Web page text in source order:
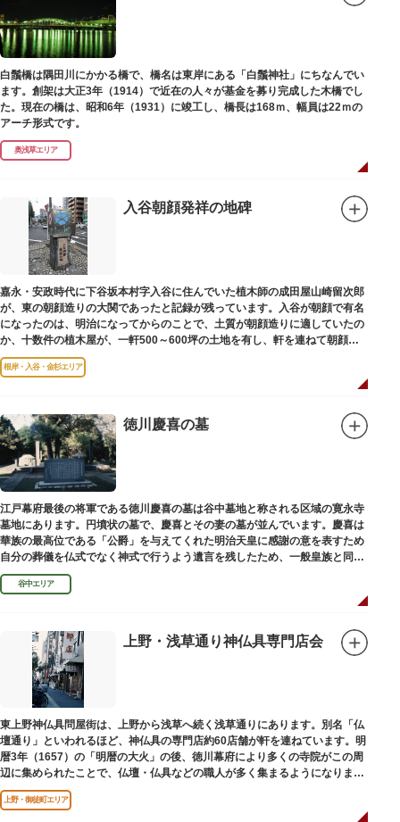
白鬚橋は隅田川にかかる橋で、橋名は東岸にある「白鬚神社」にちなんでい
ます。創架は大正3年（1914）で近在の人々が基金を募り完成した木橋でし
た。現在の橋は、昭和6年（1931）に竣工し、橋長は168ｍ、幅員は22ｍの
アーチ形式です。
奥浅草エリア
入谷朝顔発祥の地碑
嘉永・安政時代に下谷坂本村字入谷に住んでいた植木師の成田屋山崎留次郎
が、東の朝顔造りの大関であったと記録が残っています。入谷が朝顔で有名
になったのは、明治になってからのことで、土質が朝顔造りに適していたの
か、十数件の植木屋が、一軒500～600坪の土地を有し、軒を連ねて朝顔造
りをはじめました。
根岸・入谷・金杉エリア
徳川慶喜の墓
江戸幕府最後の将軍である徳川慶喜の墓は谷中墓地と称される区域の寛永寺
墓地にあります。円墳状の墓で、慶喜とその妻の墓が並んでいます。慶喜は
華族の最高位である「公爵」を与えてくれた明治天皇に感謝の意を表すため
自分の葬儀を仏式でなく神式で行うよう遺言を残したため、一般皇族と同じ
ような円墳が建てられました。
谷中エリア
上野・浅草通り神仏具専門店会
東上野神仏具問屋街は、上野から浅草へ続く浅草通りにあります。別名「仏
壇通り」といわれるほど、神仏具の専門店約60店舗が軒を連ねています。明
暦3年（1657）の「明暦の大火」の後、徳川幕府により多くの寺院がこの周
辺に集められたことで、仏壇・仏具などの職人が多く集まるようになりまし
た。
上野・御徒町エリア